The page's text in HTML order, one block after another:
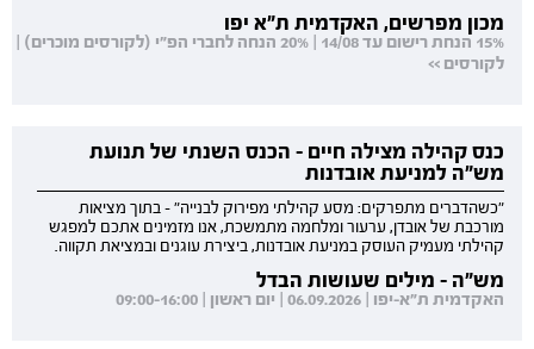
מכון מפרשים, האקדמית ת"א יפו
15% הנחת רישום עד 14/08 | 20% הנחה לחברי הפ"י (לקורסים מוכרים) |
לקורסים >>
כנס קהילה מצילה חיים - הכנס השנתי של תנועת
מש"ה למניעת אובדנות
"כשהדברים מתפרקים: מסע קהילתי מפירוק לבנייה" - בתוך מציאות
מורכבת של אובדן, ערעור ומלחמה מתמשכת, אנו מזמינים אתכם למפגש
קהילתי מעמיק העוסק במניעת אובדנות, ביצירת עוגנים ובמציאת תקווה.
מש"ה - מילים שעושות הבדל
האקדמית ת"א-יפו | 06.09.2026 | יום ראשון | 09:00-16:00